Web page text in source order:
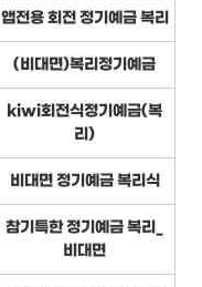
앱전용 회전 정기예금 복리
(비대면)복리정기예금
kiwi회전식정기예금(복
리)
비대면 정기예금 복리식
참기특한 정기예금 복리_
비대면